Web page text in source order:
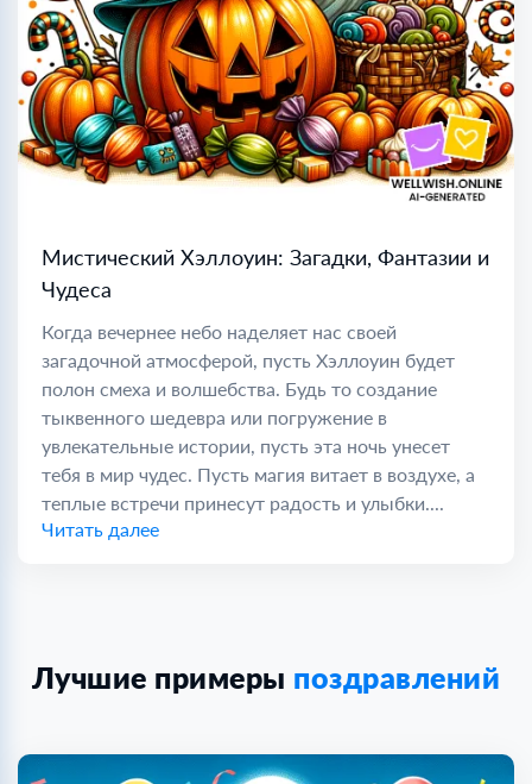
Мистический Хэллоуин: Загадки, Фантазии и
Чудеса
Когда вечернее небо наделяет нас своей
загадочной атмосферой, пусть Хэллоуин будет
полон смеха и волшебства. Будь то создание
тыквенного шедевра или погружение в
увлекательные истории, пусть эта ночь унесет
тебя в мир чудес. Пусть магия витает в воздухе, а
теплые встречи принесут радость и улыбки....
Читать далее
Лучшие примеры поздравлений